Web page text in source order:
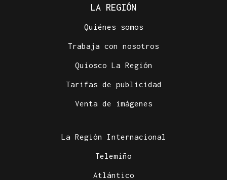
LA REGIÓN
Quiénes somos
Trabaja con nosotros
Quiosco La Región
Tarifas de publicidad
Venta de imágenes
La Región Internacional
Telemiño
Atlántico